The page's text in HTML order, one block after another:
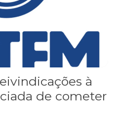
à
de cometer